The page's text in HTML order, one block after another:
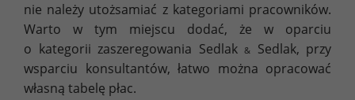
nie należy utożsamiać z kategoriami pracowników.
Warto w tym miejscu dodać, że w oparciu
o kategorii zaszeregowania Sedlak &
Sedlak, przy
wsparciu konsultantów, łatwo można opracować
własną tabelę płac.